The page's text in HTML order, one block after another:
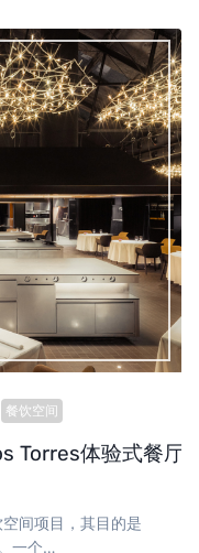
餐饮空间
Torres体验式餐厅
间项目，其目的是
一个…